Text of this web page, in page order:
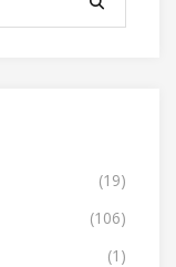
(19)
(106)
(1)